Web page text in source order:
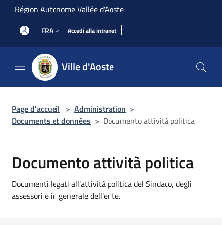
Salta al contenuto principale
Région Autonome Vallée d'Aoste
FRA Accedi alla intranet |
Ville d'Aoste
Page d'accueil > Administration >
Documents et données > Documento attività politica
Documento attività politica
Documenti legati all'attività politica del Sindaco, degli
assessori e in generale dell'ente.